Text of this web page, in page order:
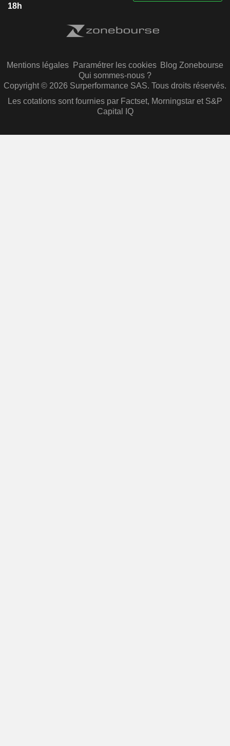
18h
Mentions légales Paramétrer les cookies Blog Zonebourse
Qui sommes-nous ?
Copyright © 2026 Surperformance SAS. Tous droits réservés.
Les cotations sont fournies par Factset, Morningstar et S&P
Capital IQ